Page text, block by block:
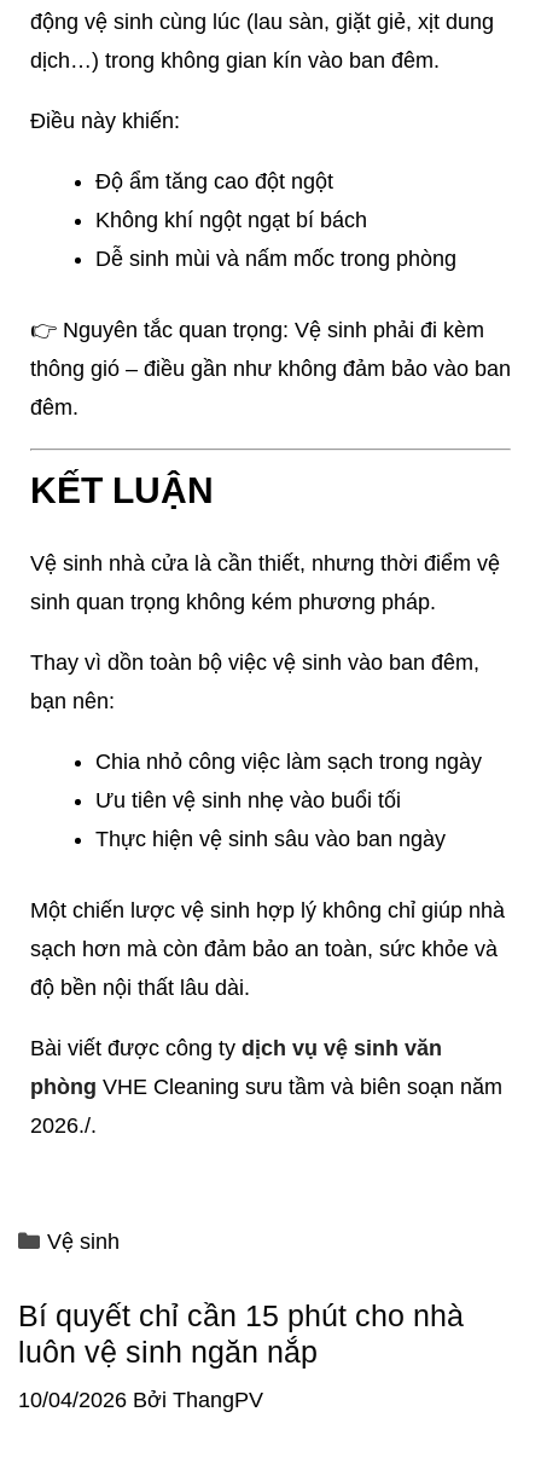
động vệ sinh cùng lúc (lau sàn, giặt giẻ, xịt dung
dịch…) trong không gian kín vào ban đêm.
Điều này khiến:
Độ ẩm tăng cao đột ngột
Không khí ngột ngạt bí bách
Dễ sinh mùi và nấm mốc trong phòng
👉 Nguyên tắc quan trọng: Vệ sinh phải đi kèm
thông gió – điều gần như không đảm bảo vào ban
đêm.
KẾT LUẬN
Vệ sinh nhà cửa là cần thiết, nhưng thời điểm vệ
sinh quan trọng không kém phương pháp.
Thay vì dồn toàn bộ việc vệ sinh vào ban đêm,
bạn nên:
Chia nhỏ công việc làm sạch trong ngày
Ưu tiên vệ sinh nhẹ vào buổi tối
Thực hiện vệ sinh sâu vào ban ngày
Một chiến lược vệ sinh hợp lý không chỉ giúp nhà
sạch hơn mà còn đảm bảo an toàn, sức khỏe và
độ bền nội thất lâu dài.
Bài viết được công ty dịch vụ vệ sinh văn
phòng VHE Cleaning sưu tầm và biên soạn năm
2026./.
Vệ sinh
Bí quyết chỉ cần 15 phút cho nhà
luôn vệ sinh ngăn nắp
10/04/2026 Bởi ThangPV